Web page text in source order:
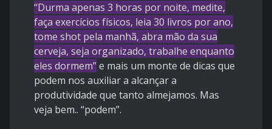
“Durma apenas 3 horas por noite, medite,
faça exercícios físicos, leia 30 livros por ano,
tome shot pela manhã, abra mão da sua
cerveja, seja organizado, trabalhe enquanto
eles dormem”e mais um monte de dicas que
podem nos auxiliar a alcançar a
produtividade que tanto almejamos. Mas
veja bem.. “podem”.